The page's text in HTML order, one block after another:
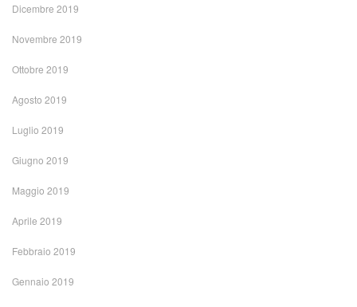
Dicembre 2019
Novembre 2019
Ottobre 2019
Agosto 2019
Luglio 2019
Giugno 2019
Maggio 2019
Aprile 2019
Febbraio 2019
Gennaio 2019